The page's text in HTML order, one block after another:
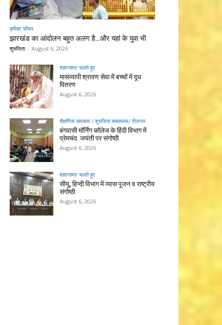
इम्पैक्ट फीचर
झारखंड का आंदोलन बहुत अलग है…और यहां के युवा भी
शुभजिता - August 6, 2026
शहरनामा/ चलते हुए
मासव्यापी श्रावण सेवा में बच्चों में दूध
वितरण
August 6, 2026
शैक्षणिक समाचार / शुभजिता क्सासरूम/ रोजगार
बंगवासी मॉर्निंग कॉलेज के हिंदी विभाग में
प्रेमचंद जयंती पर संगोष्ठी
August 6, 2026
शहरनामा/ चलते हुए
सीयू, हिन्दी विभाग में व्यास पूजन व राष्ट्रीय
संगोष्ठी
August 6, 2026